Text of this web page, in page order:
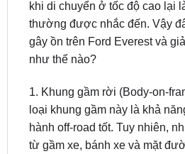
khi di chuyển ở tốc độ cao lại
thường được nhắc đến. Vậy
gây ồn trên Ford Everest và
như thế nào?
1. Khung gầm rời (Body-on-
loại khung gầm này là khả
hành off-road tốt. Tuy nhiên,
từ gầm xe, bánh xe và mặt